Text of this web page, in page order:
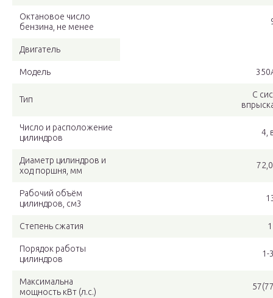
Октановое число
бензина, не менее
Двигатель
Модель
Тип
С
Число и расположение
цилиндров
4,
Диаметр цилиндров и
ход поршня, мм
Рабочий объём
цилиндров, см3
Степень сжатия
Порядок работы
цилиндров
1-
Максимальна
мощность кВт (л.с.)